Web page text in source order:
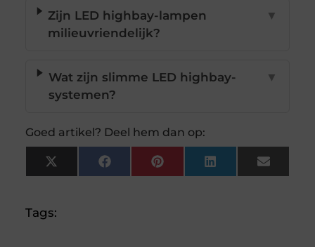
Zijn LED highbay-lampen
milieuvriendelijk?
▼
Wat zijn slimme LED highbay-
systemen?
▼
Goed artikel? Deel hem dan op:
X
(Twitter)
FacebookPinterestLinkedInEmail
Tags: